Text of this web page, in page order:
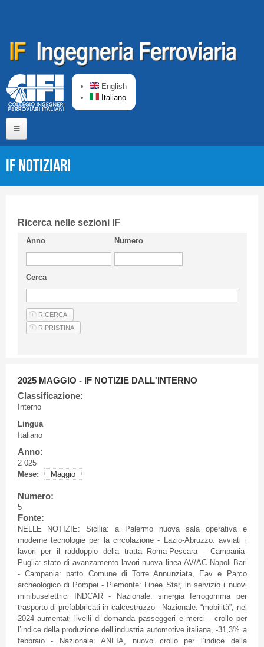
English
Italiano
CIFI in breve
Linee Guida
Privacy Policy
Articoli
IF Notiziari
Ricerca nelle sezioni IF
Anno Numero
Cerca
2025 MAGGIO - IF NOTIZIE DALL'INTERNO
Classificazione:
Interno
Lingua
Italiano
Anno:
2 025
Mese:
Maggio
Numero:
5
Fonte:
NELLE NOTIZIE: Sicilia: a Palermo nuova sala operativa e
moderne tecnologie per la circolazione - Lazio-Abruzzo: avviati i
lavori per il raddoppio della tratta Roma-Pescara - Campania-
Puglia: stato di avanzamento lavori nuova linea AV/AC Napoli-Bari
- Campania: patto Comune di Torre Annunziata, Eav e Parco
archeologico di Pompei - Piemonte: Linee Star, in servizio i nuovi
minibuselettrici INDCAR - Nazionale: sinergia ferrogomma per
trasporto di prefabbricati in calcestruzzo - Nazionale: “mobilità”, nel
2024 aumentati livelli di domanda passeggeri e merci - crollo per
l’indice della produzione dell’industria automotive italiana, -31,3% a
febbraio - Nazionale: ANFIA, nuovo crollo per l’indice della